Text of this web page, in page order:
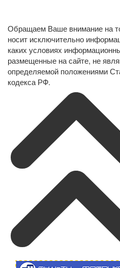
Обращаем Ваше внимание на
носит исключительно
каких условиях
размещенные на сайте, не
определяемой положениями
кодекса РФ.